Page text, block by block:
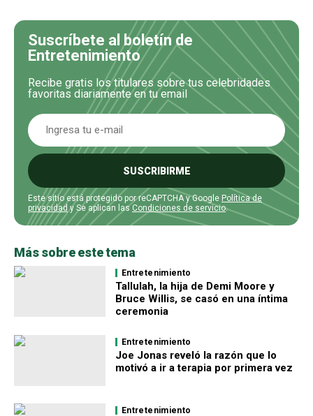
Suscríbete al boletín de
Entretenimiento
Recibe gratis los titulares sobre tus celebridades
favoritas diariamente en tu email
SUSCRIBIRME
Este sitio está protegido por reCAPTCHA y Google Política de
privacidad y Se aplican lasCondiciones de servicio.
Más sobre este tema
Entretenimiento
Tallulah, la hija de Demi Moore y
Bruce Willis, se casó en una íntima
ceremonia
Entretenimiento
Joe Jonas reveló la razón que lo
motivó a ir a terapia por primera vez
Entretenimiento